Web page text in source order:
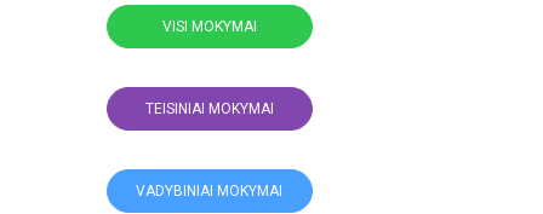
VISI MOKYMAI
TEISINIAI MOKYMAI
VADYBINIAI MOKYMAI